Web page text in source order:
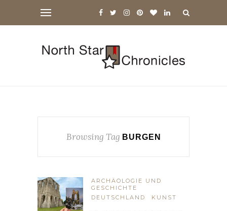
Browsing Tag BURGEN
ARCHÄOLOGIE UND
GESCHICHTE
DEUTSCHLAND
KUNST